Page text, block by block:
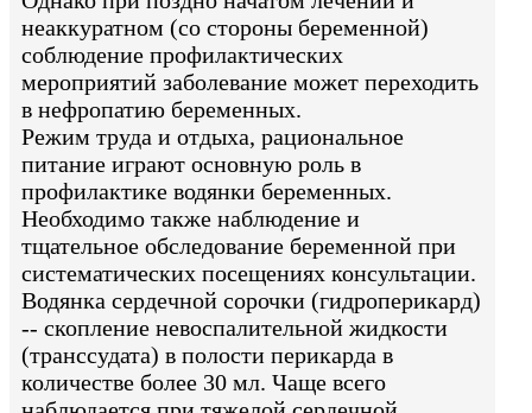
неаккуратном (со стороны беременной)
соблюдение профилактических
мероприятий заболевание может переходить
в нефропатию беременных.
Режим труда и отдыха, рациональное
питание играют основную роль в
профилактике водянки беременных.
Необходимо также наблюдение и
тщательное обследование беременной при
систематических посещениях консультации.
Водянка сердечной сорочки (гидроперикард)
-- скопление невоспалительной жидкости
(транссудата) в полости перикарда в
количестве более 30 мл. Чаще всего